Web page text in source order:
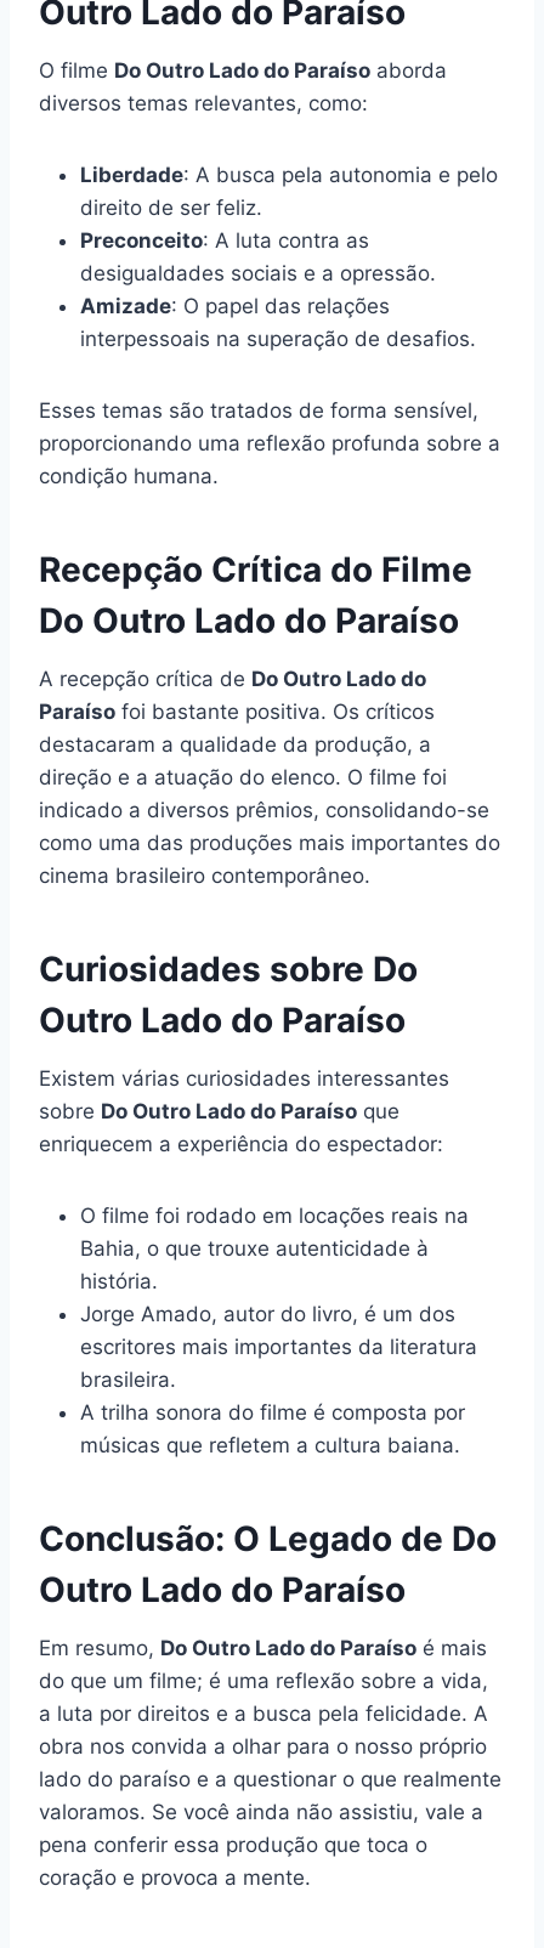
Outro Lado do Paraíso
O filme Do Outro Lado do Paraíso aborda
diversos temas relevantes, como:
Liberdade: A busca pela autonomia e pelo
direito de ser feliz.
Preconceito: A luta contra as
desigualdades sociais e a opressão.
Amizade: O papel das relações
interpessoais na superação de desafios.
Esses temas são tratados de forma sensível,
proporcionando uma reflexão profunda sobre a
condição humana.
Recepção Crítica do Filme
Do Outro Lado do Paraíso
A recepção crítica de Do Outro Lado do
Paraíso foi bastante positiva. Os críticos
destacaram a qualidade da produção, a
direção e a atuação do elenco. O filme foi
indicado a diversos prêmios, consolidando-se
como uma das produções mais importantes do
cinema brasileiro contemporâneo.
Curiosidades sobre Do
Outro Lado do Paraíso
Existem várias curiosidades interessantes
sobre Do Outro Lado do Paraíso que
enriquecem a experiência do espectador:
O filme foi rodado em locações reais na
Bahia, o que trouxe autenticidade à
história.
Jorge Amado, autor do livro, é um dos
escritores mais importantes da literatura
brasileira.
A trilha sonora do filme é composta por
músicas que refletem a cultura baiana.
Conclusão: O Legado de Do
Outro Lado do Paraíso
Em resumo, Do Outro Lado do Paraíso é mais
do que um filme; é uma reflexão sobre a vida,
a luta por direitos e a busca pela felicidade. A
obra nos convida a olhar para o nosso próprio
lado do paraíso e a questionar o que realmente
valoramos. Se você ainda não assistiu, vale a
pena conferir essa produção que toca o
coração e provoca a mente.